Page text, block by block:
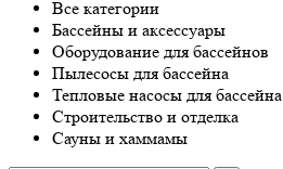
Все категории
Бассейны и аксессуары
Оборудование для бассейнов
Пылесосы для бассейна
Тепловые насосы для бассейна
Строительство и отделка
Сауны и хаммамы